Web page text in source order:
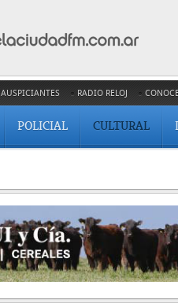
AUSPICIANTES RADIO RELOJ
POLICIAL CULTURAL